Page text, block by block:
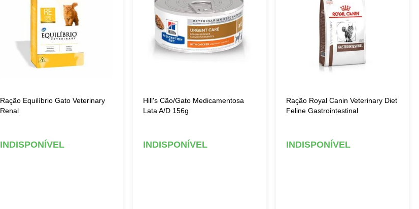
Ração Equilíbrio Gato Veterinary
Renal
INDISPONÍVEL
Hill's Cão/Gato Medicamentosa
Lata A/D 156g
INDISPONÍVEL
Ração Royal Canin Veterinary Diet
Feline Gastrointestinal
INDISPONÍVEL